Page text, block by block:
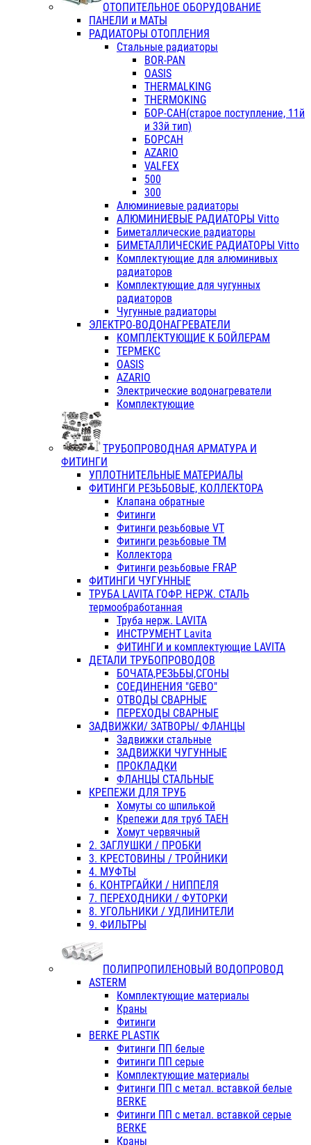
ОТОПИТЕЛЬНОЕ ОБОРУДОВАНИЕ
ПАНЕЛИ и МАТЫ
РАДИАТОРЫ ОТОПЛЕНИЯ
Стальные радиаторы
BOR-PAN
OASIS
THERMALKING
THERMOKING
БОР-САН(старое поступление, 11й
и 33й тип)
БОРСАН
AZARIO
VALFEX
500
300
Алюминиевые радиаторы
АЛЮМИНИЕВЫЕ РАДИАТОРЫ Vitto
Биметаллические радиаторы
БИМЕТАЛЛИЧЕСКИЕ РАДИАТОРЫ Vitto
Комплектующие для алюминивых
радиаторов
Комплектующие для чугунных
радиаторов
Чугунные радиаторы
ЭЛЕКТРО-ВОДОНАГРЕВАТЕЛИ
КОМПЛЕКТУЮЩИЕ К БОЙЛЕРАМ
ТЕРМЕКС
OASIS
AZARIO
Электрические водонагреватели
Комплектующие
ТРУБОПРОВОДНАЯ АРМАТУРА И
ФИТИНГИ
УПЛОТНИТЕЛЬНЫЕ МАТЕРИАЛЫ
ФИТИНГИ РЕЗЬБОВЫЕ, КОЛЛЕКТОРА
Клапана обратные
Фитинги
Фитинги резьбовые VT
Фитинги резьбовые ТМ
Коллектора
Фитинги резьбовые FRAP
ФИТИНГИ ЧУГУННЫЕ
ТРУБА LAVITA ГОФР. НЕРЖ. СТАЛЬ
термообработанная
Труба нерж. LAVITA
ИНСТРУМЕНТ Lavita
ФИТИНГИ и комплектующие LAVITA
ДЕТАЛИ ТРУБОПРОВОДОВ
БОЧАТА,РЕЗЬБЫ,СГОНЫ
СОЕДИНЕНИЯ "GEBO"
ОТВОДЫ СВАРНЫЕ
ПЕРЕХОДЫ СВАРНЫЕ
ЗАДВИЖКИ/ ЗАТВОРЫ/ ФЛАНЦЫ
Задвижки стальные
ЗАДВИЖКИ ЧУГУННЫЕ
ПРОКЛАДКИ
ФЛАНЦЫ СТАЛЬНЫЕ
КРЕПЕЖИ ДЛЯ ТРУБ
Хомуты со шпилькой
Крепежи для труб ТАЕН
Хомут червячный
2. ЗАГЛУШКИ / ПРОБКИ
3. КРЕСТОВИНЫ / ТРОЙНИКИ
4. МУФТЫ
6. КОНТРГАЙКИ / НИППЕЛЯ
7. ПЕРЕХОДНИКИ / ФУТОРКИ
8. УГОЛЬНИКИ / УДЛИНИТЕЛИ
9. ФИЛЬТРЫ
ПОЛИПРОПИЛЕНОВЫЙ ВОДОПРОВОД
ASTERM
Комплектующие материалы
Краны
Фитинги
BERKE PLASTIK
Фитинги ПП белые
Фитинги ПП серые
Комплектующие материалы
Фитинги ПП с метал. вставкой белые
BERKE
Фитинги ПП с метал. вставкой серые
BERKE
Краны